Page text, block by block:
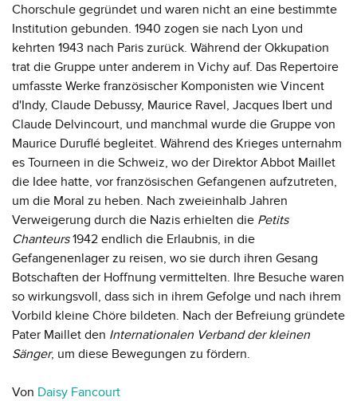
Chorschule gegründet und waren nicht an eine bestimmte
Institution gebunden. 1940 zogen sie nach Lyon und
kehrten 1943 nach Paris zurück. Während der Okkupation
trat die Gruppe unter anderem in Vichy auf. Das Repertoire
umfasste Werke französischer Komponisten wie Vincent
d'Indy, Claude Debussy, Maurice Ravel, Jacques Ibert und
Claude Delvincourt, und manchmal wurde die Gruppe von
Maurice Duruflé begleitet. Während des Krieges unternahm
es Tourneen in die Schweiz, wo der Direktor Abbot Maillet
die Idee hatte, vor französischen Gefangenen aufzutreten,
um die Moral zu heben. Nach zweieinhalb Jahren
Verweigerung durch die Nazis erhielten die Petits
Chanteurs1942 endlich die Erlaubnis, in die
Gefangenenlager zu reisen, wo sie durch ihren Gesang
Botschaften der Hoffnung vermittelten. Ihre Besuche waren
so wirkungsvoll, dass sich in ihrem Gefolge und nach ihrem
Vorbild kleine Chöre bildeten. Nach der Befreiung gründete
Pater Maillet den Internationalen Verband der kleinen
Sänger, um diese Bewegungen zu fördern.
Von Daisy Fancourt